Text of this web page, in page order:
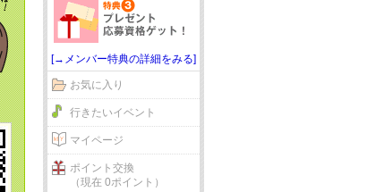
[→メンバー特典の詳細をみる]
お気に入り
行きたいイベント
マイページ
ポイント交換
（現在 0ポイント）